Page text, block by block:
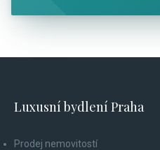
Luxusní bydlení Praha
Prodej nemovitostí